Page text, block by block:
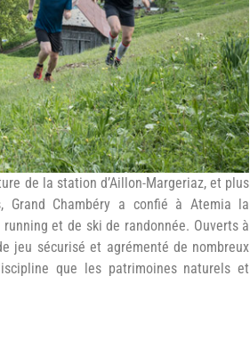
de la station d’Aillon-Margeriaz, et plus
Grand Chambéry a confié à Atemia la
et de ski de randonnée. Ouverts à
jeu sécurisé et agrémenté de nombreux
que les patrimoines naturels et